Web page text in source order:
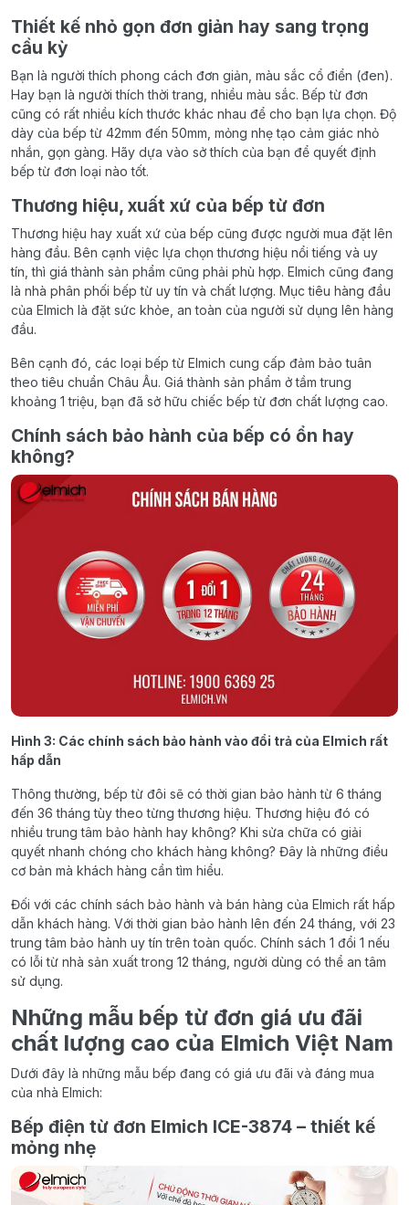
Thiết kế nhỏ gọn đơn giản hay sang trọng
cầu kỳ
Bạn là người thích phong cách đơn giản, màu sắc cổ điển (đen).
Hay bạn là người thích thời trang, nhiều màu sắc. Bếp từ đơn
cũng có rất nhiều kích thước khác nhau để cho bạn lựa chọn. Độ
dày của bếp từ 42mm đến 50mm, mỏng nhẹ tạo cảm giác nhỏ
nhắn, gọn gàng. Hãy dựa vào sở thích của bạn để quyết định
bếp từ đơn loại nào tốt.
Thương hiệu, xuất xứ của bếp từ đơn
Thương hiệu hay xuất xứ của bếp cũng được người mua đặt lên
hàng đầu. Bên cạnh việc lựa chọn thương hiệu nổi tiếng và uy
tín, thì giá thành sản phẩm cũng phải phù hợp. Elmich cũng đang
là nhà phân phối bếp từ uy tín và chất lượng. Mục tiêu hàng đầu
của Elmich là đặt sức khỏe, an toàn của người sử dụng lên hàng
đầu.
Bên cạnh đó, các loại bếp từ Elmich cung cấp đảm bảo tuân
theo tiêu chuẩn Châu Âu. Giá thành sản phẩm ở tầm trung
khoảng 1 triệu, bạn đã sở hữu chiếc bếp từ đơn chất lượng cao.
Chính sách bảo hành của bếp có ổn hay
không?
Hình 3: Các chính sách bảo hành vào đổi trả của Elmich rất
hấp dẫn
Thông thường, bếp từ đôi sẽ có thời gian bảo hành từ 6 tháng
đến 36 tháng tùy theo từng thương hiệu. Thương hiệu đó có
nhiều trung tâm bảo hành hay không? Khi sửa chữa có giải
quyết nhanh chóng cho khách hàng không? Đây là những điều
cơ bản mà khách hàng cần tìm hiểu.
Đối với các chính sách bảo hành và bán hàng của Elmich rất hấp
dẫn khách hàng. Với thời gian bảo hành lên đến 24 tháng, với 23
trung tâm bảo hành uy tín trên toàn quốc. Chính sách 1 đổi 1 nếu
có lỗi từ nhà sản xuất trong 12 tháng, người dùng có thể an tâm
sử dụng.
Những mẫu bếp từ đơn giá ưu đãi
chất lượng cao của Elmich Việt Nam
Dưới đây là những mẫu bếp đang có giá ưu đãi và đáng mua
của nhà Elmich:
Bếp điện từ đơn Elmich ICE-3874 – thiết kế
mỏng nhẹ